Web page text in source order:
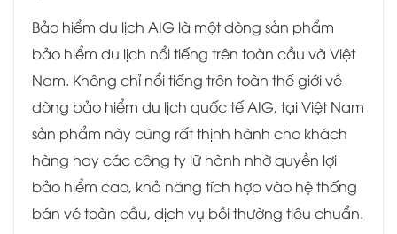
Bảo hiểm du lịch AIG là một dòng sản phẩm
bảo hiểm du lịch nổi tiếng trên toàn cầu và Việt
Nam. Không chỉ nổi tiếng trên toàn thế giới về
dòng bảo hiểm du lịch quốc tế AIG, tại Việt Nam
sản phẩm này cũng rất thịnh hành cho khách
hàng hay các công ty lữ hành nhờ quyền lợi
bảo hiểm cao, khả năng tích hợp vào hệ thống
bán vé toàn cầu, dịch vụ bồi thường tiêu chuẩn.